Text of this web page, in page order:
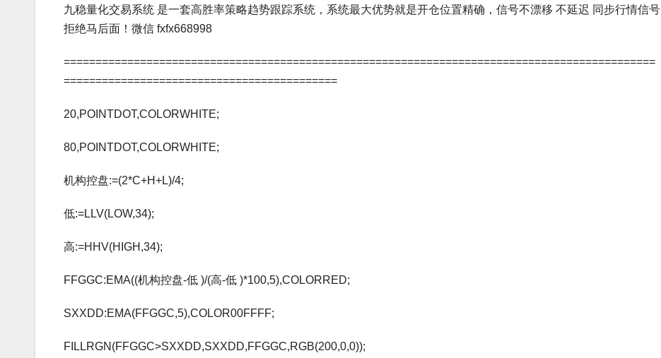
九稳量化交易系统 是一套高胜率策略趋势跟踪系统，系统最大优势就是开仓位置精确，信号不漂移 不延迟 同步行情信号
拒绝马后面！微信 fxfx668998
=============================================================================================
===========================================
20,POINTDOT,COLORWHITE;
80,POINTDOT,COLORWHITE;
机构控盘:=(2*C+H+L)/4;
低:=LLV(LOW,34);
高:=HHV(HIGH,34);
FFGGC:EMA((机构控盘-低 )/(高-低 )*100,5),COLORRED;
SXXDD:EMA(FFGGC,5),COLOR00FFFF;
FILLRGN(FFGGC>SXXDD,SXXDD,FFGGC,RGB(200,0,0));